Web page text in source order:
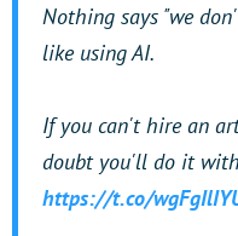
Nothing says "we
like using AI.
If you can't hire an
doubt you'll do it
https://t.co/